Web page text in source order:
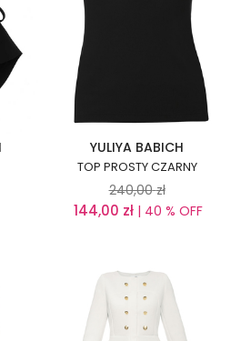
YULIYA BABICH
TOP PROSTY CZARNY
240,00 zł
144,00 zł | 40 % OFF